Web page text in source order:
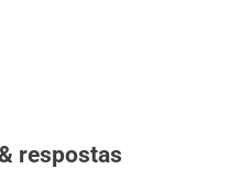
respostas